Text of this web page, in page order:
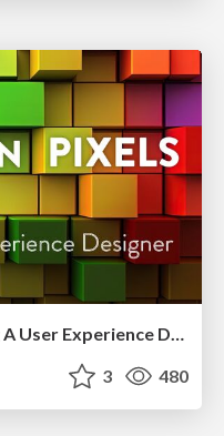
More Than Pixels: Becoming A User Experience Designer
3 480